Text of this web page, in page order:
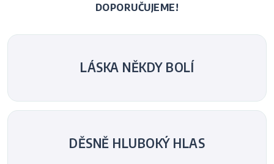
DOPORUČUJEME!
LÁSKA NĚKDY BOLÍ
DĚSNĚ HLUBOKÝ HLAS